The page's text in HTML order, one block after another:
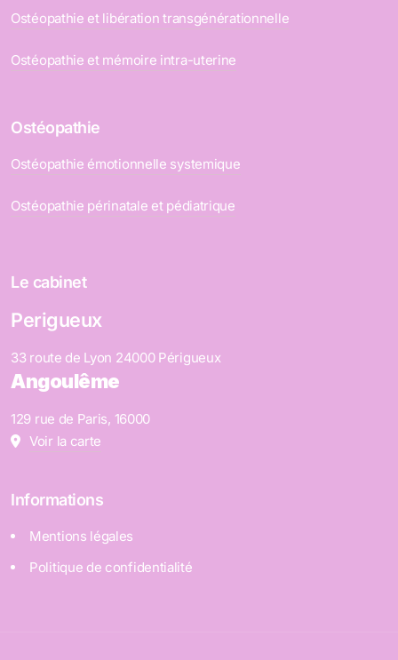
Ostéopathie et libération transgénérationnelle
Ostéopathie et mémoire intra-uterine
Ostéopathie
Ostéopathie émotionnelle systemique
Ostéopathie périnatale et pédiatrique
Le cabinet
Perigueux
33 route de Lyon 24000 Périgueux
Angoulême
129 rue de Paris, 16000
Voir la carte
Informations
Mentions légales
Politique de confidentialité